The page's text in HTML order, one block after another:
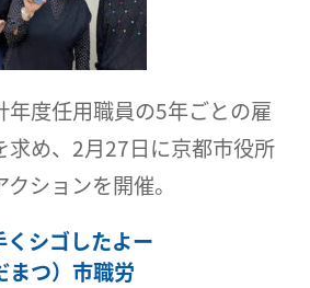
年度任用職員の5年ごとの雇
求め、2月27日に京都市役所
ションを開催。
くシゴしたよー
まつ）市職労